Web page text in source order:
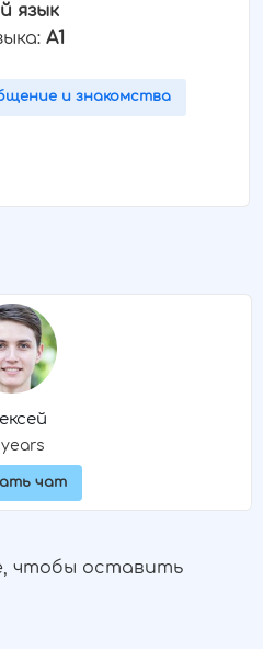
язык
A1
и знакомства
years
чат
чтобы оставить